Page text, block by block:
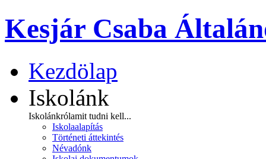
Kesjár Csaba
Kezdölap
Iskolánk
Iskolánkrólamit tudni kell...
Iskolaalapítás
Történeti áttekintés
Névadónk